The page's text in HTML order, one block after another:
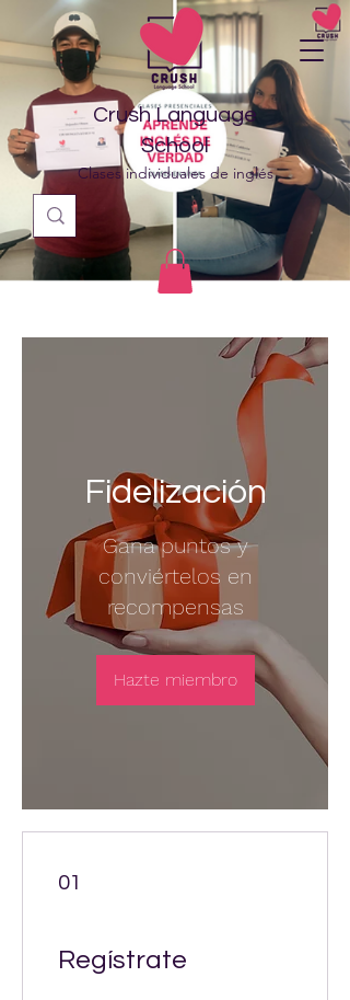
Crush Language
School
Clases individuales de inglés
Fidelización
Gana puntos y
conviértelos en
recompensas
Hazte miembro
01
Regístrate